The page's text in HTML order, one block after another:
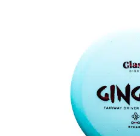
variations.